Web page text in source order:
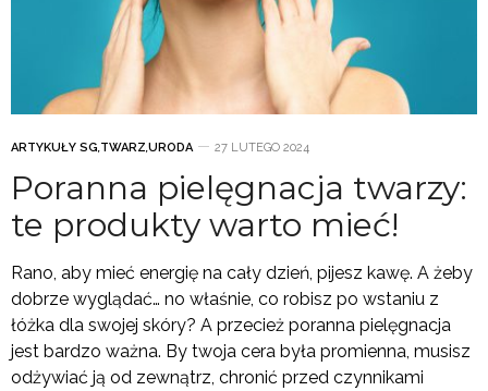
ARTYKUŁY SG,TWARZ,URODA 27 LUTEGO 2024
Poranna pielęgnacja twarzy:
te produkty warto mieć!
Rano, aby mieć energię na cały dzień, pijesz kawę. A żeby
dobrze wyglądać… no właśnie, co robisz po wstaniu z
łóżka dla swojej skóry? A przecież poranna pielęgnacja
jest bardzo ważna. By twoja cera była promienna, musisz
odżywiać ją od zewnątrz, chronić przed czynnikami